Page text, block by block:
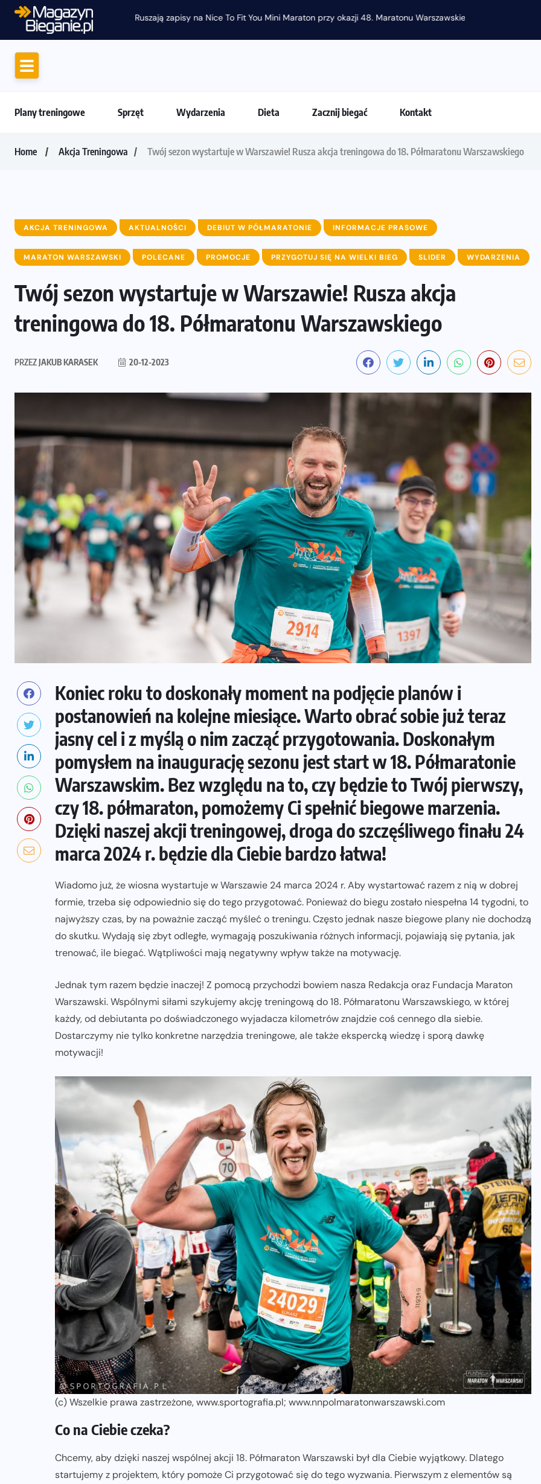
Ruszają zapisy na Nice To Fit You Mini Maraton przy okazji 48. Maratonu Warszawskiego
Plany treningowe Sprzęt Wydarzenia Dieta Zacznij biegać Kontakt
Home Akcja Treningowa Twój sezon wystartuje w Warszawie! Rusza akcja treningowa do 18. Półmaratonu Warszawskiego
AKCJA TRENINGOWA AKTUALNOŚCI DEBIUT W PÓŁMARATONIE INFORMACJE PRASOWE
MARATON WARSZAWSKI POLECANE PROMOCJE PRZYGOTUJ SIĘ NA WIELKI BIEG SLIDER WYDARZENIA
Twój sezon wystartuje w Warszawie! Rusza akcja
treningowa do 18. Półmaratonu Warszawskiego
PRZEZJAKUB KARASEK 20-12-2023
Koniec roku to doskonały moment na podjęcie planów i
postanowień na kolejne miesiące. Warto obrać sobie już teraz
jasny cel i z myślą o nim zacząć przygotowania. Doskonałym
pomysłem na inaugurację sezonu jest start w 18. Półmaratonie
Warszawskim. Bez względu na to, czy będzie to Twój pierwszy,
czy 18. półmaraton, pomożemy Ci spełnić biegowe marzenia.
Dzięki naszej akcji treningowej, droga do szczęśliwego finału 24
marca 2024 r. będzie dla Ciebie bardzo łatwa!
Wiadomo już, że wiosna wystartuje w Warszawie 24 marca 2024 r. Aby wystartować razem z nią w dobrej
formie, trzeba się odpowiednio się do tego przygotować. Ponieważ do biegu zostało niespełna 14 tygodni, to
najwyższy czas, by na poważnie zacząć myśleć o treningu. Często jednak nasze biegowe plany nie dochodzą
do skutku. Wydają się zbyt odległe, wymagają poszukiwania różnych informacji, pojawiają się pytania, jak
trenować, ile biegać. Wątpliwości mają negatywny wpływ także na motywację.
Jednak tym razem będzie inaczej! Z pomocą przychodzi bowiem nasza Redakcja oraz Fundacja Maraton
Warszawski. Wspólnymi siłami szykujemy akcję treningową do 18. Półmaratonu Warszawskiego, w której
każdy, od debiutanta po doświadczonego wyjadacza kilometrów znajdzie coś cennego dla siebie.
Dostarczymy nie tylko konkretne narzędzia treningowe, ale także ekspercką wiedzę i sporą dawkę
motywacji!
(c) Wszelkie prawa zastrzeżone, www.sportografia.pl; www.nnpolmaratonwarszawski.com
Co na Ciebie czeka?
Chcemy, aby dzięki naszej wspólnej akcji 18. Półmaraton Warszawski był dla Ciebie wyjątkowy. Dlatego
startujemy z projektem, który pomoże Ci przygotować się do tego wyzwania. Pierwszym z elementów są
NADCHODZĄCE IMPREZY WYDARZENIA
ZAPOWIEDZI IMPREZ
XV DAMAK Tarczyn Półmaraton już
13 września. Sportowe święto dla
całych rodzin
07-08-2026